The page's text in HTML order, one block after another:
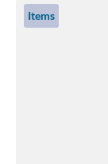
Items